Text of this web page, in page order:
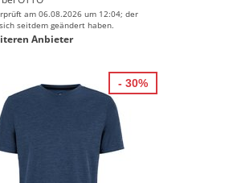
am 06.08.2026 um 12:04; der
seitdem geändert haben.
Anbieter
- 30%